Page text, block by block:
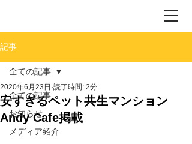
記事
全ての記事
お知らせ
メディア紹介
全ての記事
安すぎるペット共生マンション
Andy Cafe掲載
2020年6月23日 読了時間: 2分